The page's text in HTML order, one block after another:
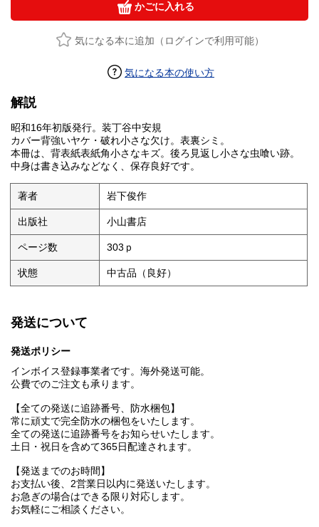
かごに入れる
気になる本に追加（ログインで利用可能）
気になる本の使い方
解説
昭和16年初版発行。装丁谷中安規
カバー背強いヤケ・破れ小さな欠け。表裏シミ。
本冊は、背表紙表紙角小さなキズ。後ろ見返し小さな虫喰い跡。
中身は書き込みなどなく、保存良好です。
著者 岩下俊作
出版社 小山書店
ページ数 303ｐ
状態 中古品（良好）
発送について
発送ポリシー
インボイス登録事業者です。海外発送可能。
公費でのご注文も承ります。
【全ての発送に追跡番号、防水梱包】
常に頑丈で完全防水の梱包をいたします。
全ての発送に追跡番号をお知らせいたします。
土日・祝日を含めて365日配達されます。
【発送までのお時間】
お支払い後、2営業日以内に発送いたします。
お急ぎの場合はできる限り対応します。
お気軽にご相談ください。